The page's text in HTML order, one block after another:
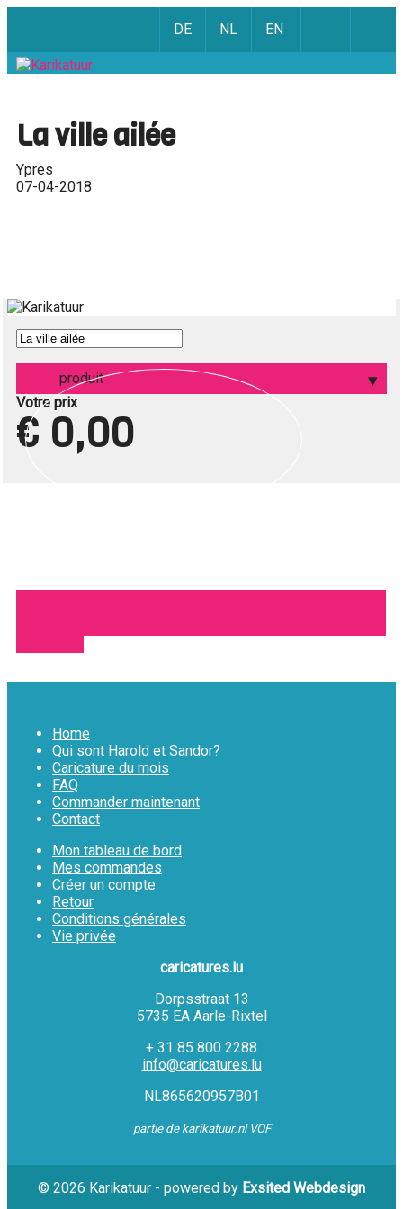
DE NL EN
La ville ailée
Ypres
07-04-2018
produit
Votre prix
€ 0,00
Home
Qui sont Harold et Sandor?
Caricature du mois
FAQ
Commander maintenant
Contact
Mon tableau de bord
Mes commandes
Créer un compte
Retour
Conditions générales
Vie privée
caricatures.lu
Dorpsstraat 13
5735 EA Aarle-Rixtel
+ 31 85 800 2288
info@caricatures.lu
NL865620957B01
partie de karikatuur.nl VOF
© 2026 Karikatuur - powered by Exsited Webdesign